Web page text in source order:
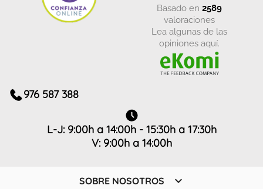
basado en 2589
valoraciones
Lea algunas de las
opiniones aquí.
976 587 388
L-J: 9:00h a 14:00h - 15:30h a 17:30h
V: 9:00h a 14:00h
SOBRE NOSOTROS 